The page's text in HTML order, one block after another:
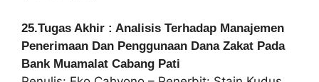
25.Tugas Akhir : Analisis Terhadap Manajemen
Penerimaan Dan Penggunaan Dana Zakat Pada
Bank Muamalat Cabang Pati